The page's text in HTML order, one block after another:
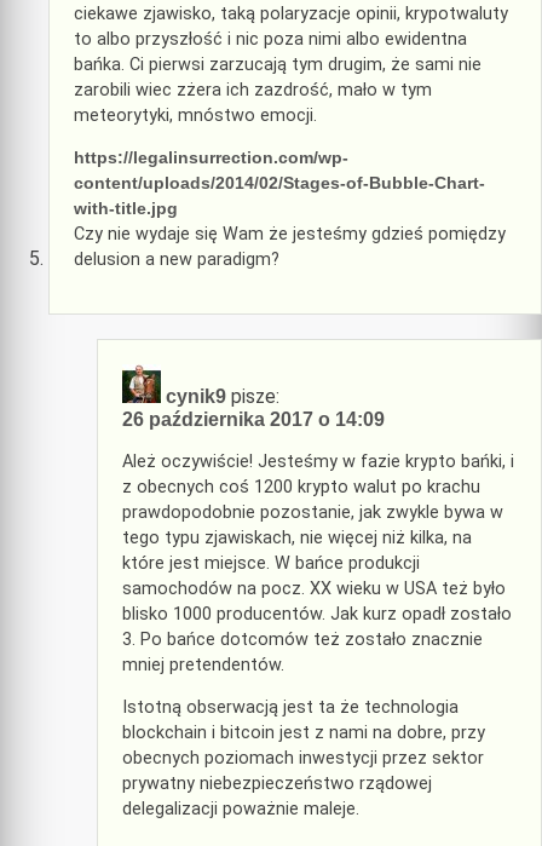
ciekawe zjawisko, taką polaryzacje opinii, krypotwaluty
to albo przyszłość i nic poza nimi albo ewidentna
bańka. Ci pierwsi zarzucają tym drugim, że sami nie
zarobili wiec zżera ich zazdrość, mało w tym
meteorytyki, mnóstwo emocji.
https://legalinsurrection.com/wp-
content/uploads/2014/02/Stages-of-Bubble-Chart-
with-title.jpg
Czy nie wydaje się Wam że jesteśmy gdzieś pomiędzy
delusion a new paradigm?
cynik9 pisze:
26 października 2017 o 14:09
Ależ oczywiście! Jesteśmy w fazie krypto bańki, i
z obecnych coś 1200 krypto walut po krachu
prawdopodobnie pozostanie, jak zwykle bywa w
tego typu zjawiskach, nie więcej niż kilka, na
które jest miejsce. W bańce produkcji
samochodów na pocz. XX wieku w USA też było
blisko 1000 producentów. Jak kurz opadł zostało
3. Po bańce dotcomów też zostało znacznie
mniej pretendentów.
Istotną obserwacją jest ta że technologia
blockchain i bitcoin jest z nami na dobre, przy
obecnych poziomach inwestycji przez sektor
prywatny niebezpieczeństwo rządowej
delegalizacji poważnie maleje.